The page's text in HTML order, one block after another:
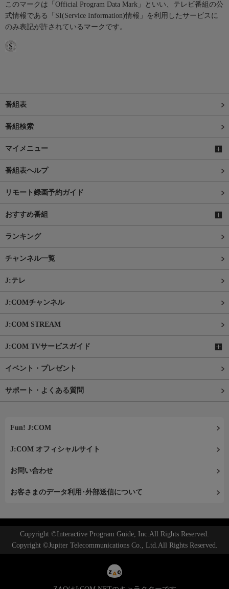
このマークは「Official Program Data Mark」といい、テレビ番組の公
式情報である「SI(Service Information)情報」を利用したサービスに
のみ表記が許されているマークです。
番組表
番組検索
マイメニュー
番組表ヘルプ
リモート録画予約ガイド
おすすめ番組
ランキング
チャンネル一覧
J:テレ
J:COMチャンネル
J:COM STREAM
J:COM TVサービスガイド
イベント・プレゼント
サポート・よくある質問
Fun! J:COM
J:COM オフィシャルサイト
お問い合わせ
お客さまのデータ利用･外部送信について
Copyright ©Interactive Program Guide, Inc.All Rights Reserved.
Copyright ©Jupiter Telecommunications Co., Ltd.All Rights Reserved.